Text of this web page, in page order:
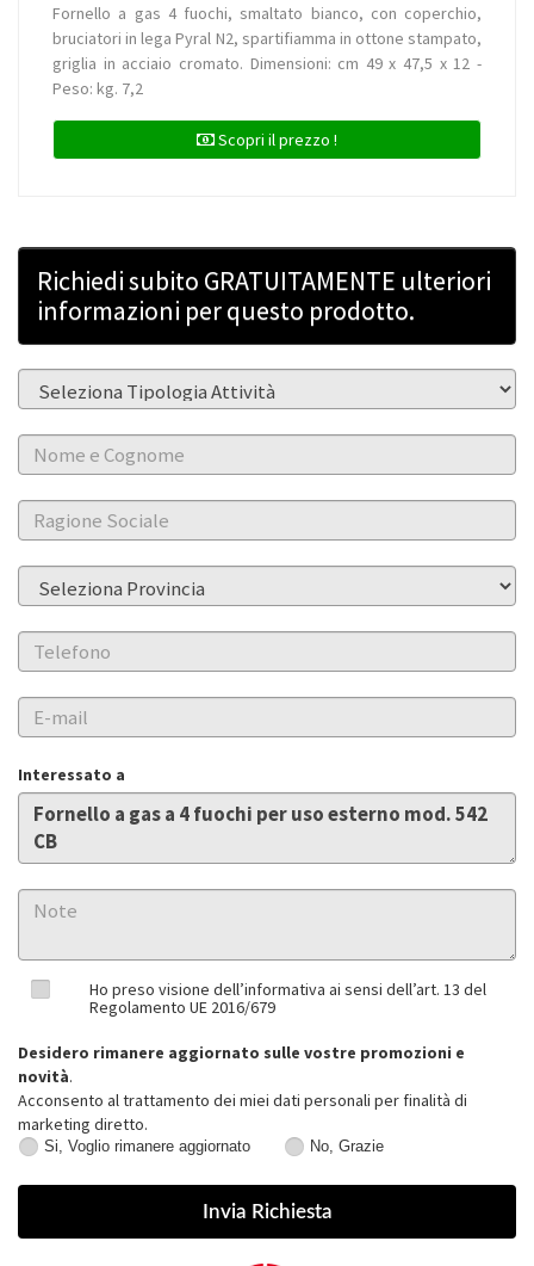
Fornello a gas 4 fuochi, smaltato bianco, con coperchio,
bruciatori in lega Pyral N2, spartifiamma in ottone stampato,
griglia in acciaio cromato. Dimensioni: cm 49 x 47,5 x 12 -
Peso: kg. 7,2
Scopri il prezzo !
Richiedi subito GRATUITAMENTE ulteriori
informazioni per questo prodotto.
Interessato a
Ho preso visione dell’informativa ai sensi dell’art. 13 del
Regolamento UE 2016/679
Desidero rimanere aggiornato sulle vostre promozioni e
novità.
Acconsento al trattamento dei miei dati personali per finalità di
marketing diretto.
Voglio
Si, Voglio rimanere aggiornato
Grazie
No, Grazie